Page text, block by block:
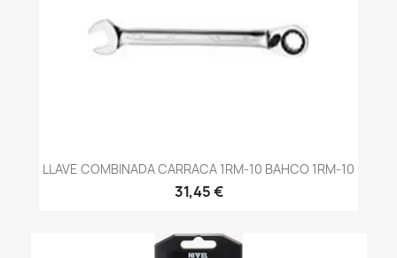
LLAVE COMBINADA CARRACA 1RM-10 BAHCO 1RM-10
31,45 €